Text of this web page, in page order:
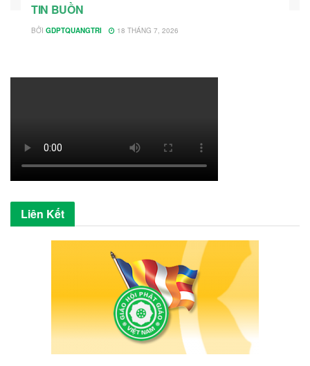
TIN BUỒN
BỞI GDPTQUANGTRI 18 THÁNG 7, 2026
Liên Kết